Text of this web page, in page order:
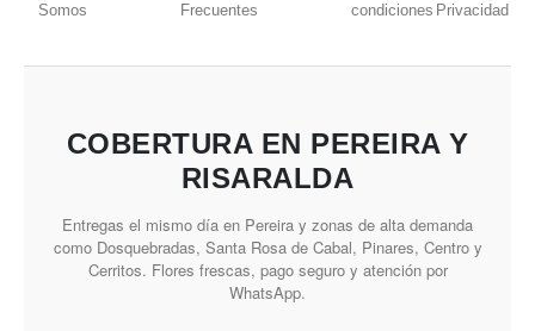
Somos
Frecuentes
condiciones Privacidad
COBERTURA EN PEREIRA Y
RISARALDA
Entregas el mismo día en Pereira y zonas de alta demanda
como Dosquebradas, Santa Rosa de Cabal, Pinares, Centro y
Cerritos. Flores frescas, pago seguro y atención por
WhatsApp.